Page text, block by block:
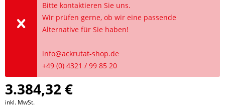
Bitte kontaktieren Sie uns.
Wir prüfen gerne, ob wir eine passende
Alternative für Sie haben!
info@ackrutat-shop.de
+49 (0) 4321 / 99 85 20
3.384,32 €
inkl. MwSt.